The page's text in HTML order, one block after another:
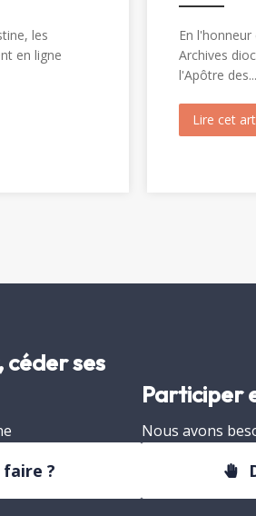
les
en ligne
et Vêpres de sainte Christine (1820)
En
Archives
l'Apôtre des...
Lire cet
ses
?
Participer
Nous avons